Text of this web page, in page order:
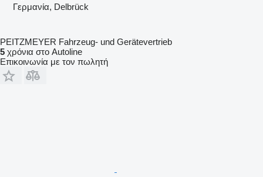
Γερμανία, Delbrück
PEITZMEYER Fahrzeug- und Gerätevertrieb
5 χρόνια στο Autoline
Επικοινωνία με τον πωλητή